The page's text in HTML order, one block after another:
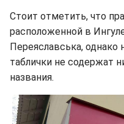
Стоит отметить, что
расположенной в
Переяславська,
таблички не содержат
названия.